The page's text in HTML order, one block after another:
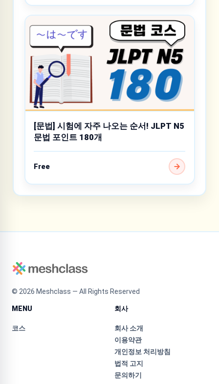
[문법] 시험에 자주 나오는 순서! JLPT N5
문법 포인트 180개
Free
© 2026 Meshclass — All Rights Reserved
MENU
코스
회사
회사 소개
이용약관
개인정보 처리방침
법적 고지
문의하기